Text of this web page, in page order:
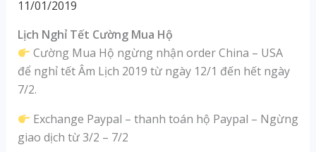
11/01/2019
Lịch Nghỉ Tết Cường Mua Hộ
Cường Mua Hộ ngừng nhận order China – USA
để nghỉ tết Âm Lịch 2019 từ ngày 12/1 đến hết ngày
7/2.
Exchange Paypal – thanh toán hộ Paypal – Ngừng
giao dịch từ 3/2 – 7/2